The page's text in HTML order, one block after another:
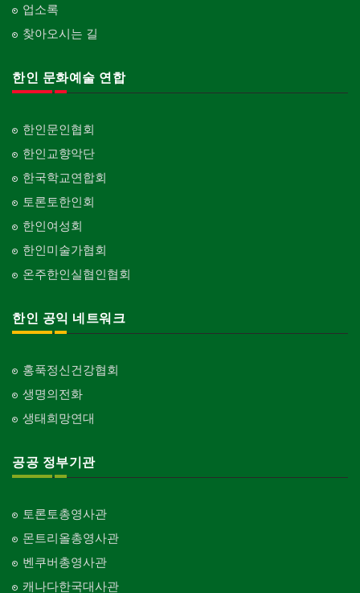
업소록
찾아오시는 길
한인 문화예술 연합
한인문인협회
한인교향악단
한국학교연합회
토론토한인회
한인여성회
한인미술가협회
온주한인실협인협회
한인 공익 네트워크
홍푹정신건강협회
생명의전화
생태희망연대
공공 정부기관
토론토총영사관
몬트리올총영사관
벤쿠버총영사관
캐나다한국대사관